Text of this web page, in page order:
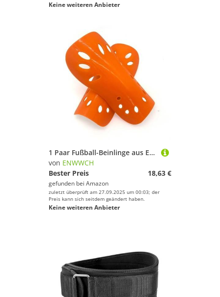
Keine weiteren Anbieter
1 Paar Fußball-Beinlinge aus Eva-Material, Spieltraining, Sportpolster, einsteckbare Schienbeinschoner, Wadenschutzeinsätze Für Fußballspieler(Orange,S)
von ENWWCH
Bester Preis
18,63 €
gefunden bei Amazon
zuletzt überprüft am 27.09.2025 um 00:03; der
Preis kann sich seitdem geändert haben.
Keine weiteren Anbieter